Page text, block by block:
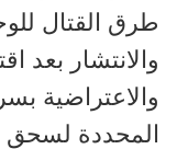
طرق القتال
والانتشار بعد
والاعتراضية
المحددة لسحق